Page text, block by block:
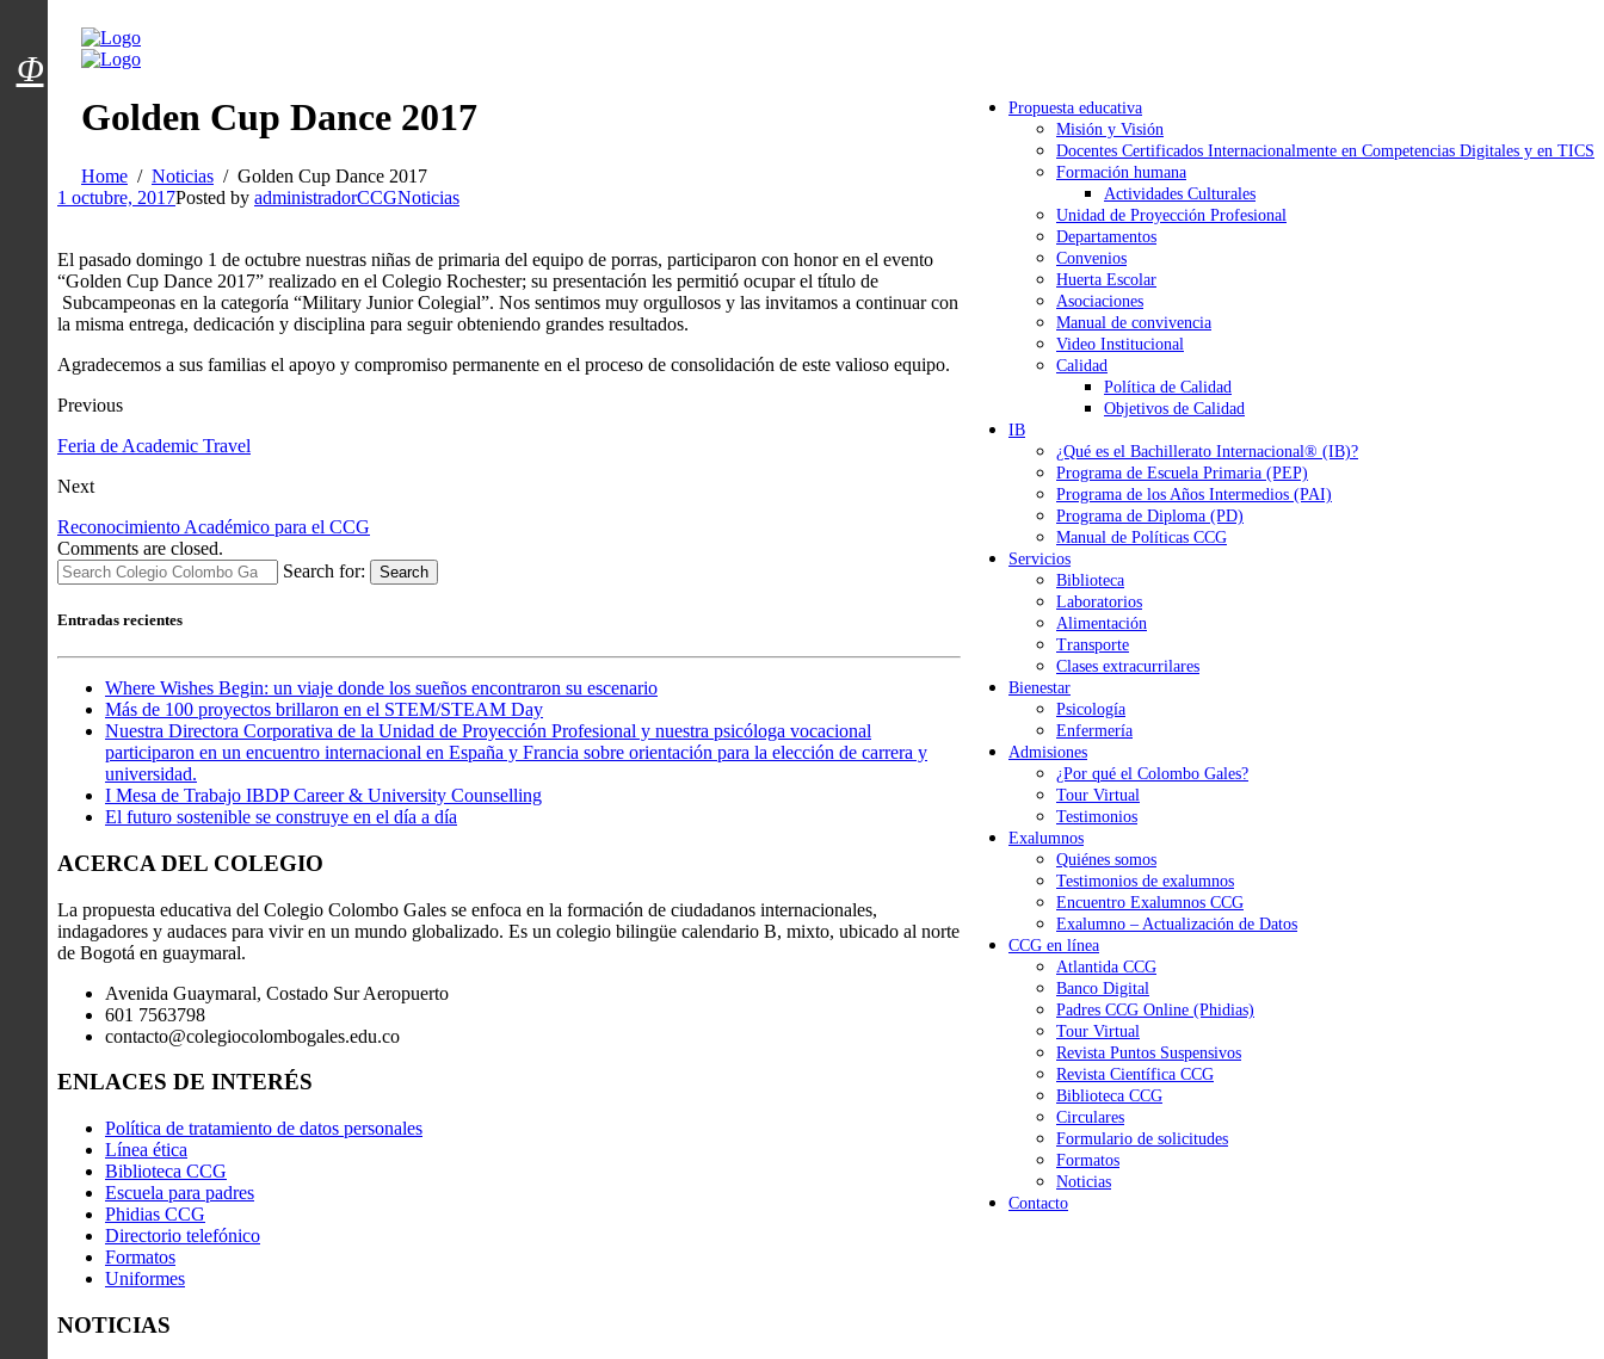
Menú usuarios
Propuesta educativa
Misión y Visión
Docentes Certificados Internacionalmente en Competencias Digitales y en TICS
Formación humana
Actividades Culturales
Unidad de Proyección Profesional
Departamentos
Convenios
Huerta Escolar
Asociaciones
Manual de convivencia
Video Institucional
Calidad
Política de Calidad
Objetivos de Calidad
IB
¿Qué es el Bachillerato Internacional® (IB)?
Programa de Escuela Primaria (PEP)
Programa de los Años Intermedios (PAI)
Programa de Diploma (PD)
Manual de Políticas CCG
Servicios
Biblioteca
Laboratorios
Alimentación
Transporte
Clases extracurrilares
Bienestar
Psicología
Enfermería
Admisiones
¿Por qué el Colombo Gales?
Tour Virtual
Testimonios
Exalumnos
Quiénes somos
Testimonios de exalumnos
Encuentro Exalumnos CCG
Exalumno – Actualización de Datos
CCG en línea
Atlantida CCG
Banco Digital
Padres CCG Online (Phidias)
Tour Virtual
Revista Puntos Suspensivos
Revista Científica CCG
Biblioteca CCG
Circulares
Formulario de solicitudes
Formatos
Noticias
Contacto
Golden Cup Dance 2017
Home Noticias
Golden Cup Dance 2017
1 octubre, 2017Posted by administradorCCGNoticias
El pasado domingo 1 de octubre nuestras niñas de primaria del equipo de porras, participaron con honor en el evento
“Golden Cup Dance 2017” realizado en el Colegio Rochester; su presentación les permitió ocupar el título de
Subcampeonas en la categoría “Military Junior Colegial”. Nos sentimos muy orgullosos y las invitamos a continuar con
la misma entrega, dedicación y disciplina para seguir obteniendo grandes resultados.
Agradecemos a sus familias el apoyo y compromiso permanente en el proceso de consolidación de este valioso equipo.
Previous
Feria de Academic Travel
Next
Reconocimiento Académico para el CCG
Comments are closed.
Search for:
Search
Entradas recientes
Where Wishes Begin: un viaje donde los sueños encontraron su escenario
Más de 100 proyectos brillaron en el STEM/STEAM Day
Nuestra Directora Corporativa de la Unidad de Proyección Profesional y nuestra psicóloga vocacional
participaron en un encuentro internacional en España y Francia sobre orientación para la elección de carrera y
universidad.
I Mesa de Trabajo IBDP Career & University Counselling
El futuro sostenible se construye en el día a día
ACERCA DEL COLEGIO
La propuesta educativa del Colegio Colombo Gales se enfoca en la formación de ciudadanos internacionales,
indagadores y audaces para vivir en un mundo globalizado. Es un colegio bilingüe calendario B, mixto, ubicado al norte
de Bogotá en guaymaral.
Avenida Guaymaral, Costado Sur Aeropuerto
601 7563798
contacto@colegiocolombogales.edu.co
ENLACES DE INTERÉS
Política de tratamiento de datos personales
Línea ética
Biblioteca CCG
Escuela para padres
Phidias CCG
Directorio telefónico
Formatos
Uniformes
NOTICIAS
Φ